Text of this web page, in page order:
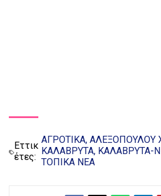
Εττικ
έτες:
ΑΓΡΟΤΙΚΑ ΑΛΕΞΟΠΟΥΛΟΥ
ΚΑΛΑΒΡΥΤΑ ΚΑΛΑΒΡΥΤΑ-
ΤΟΠΙΚΑ ΝΕΑ